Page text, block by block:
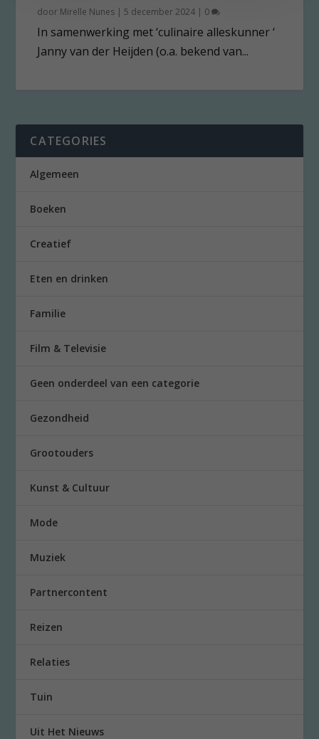
door Mirelle Nunes | 5 december 2024 | 0
In samenwerking met ‘culinaire alleskunner ‘
Janny van der Heijden (o.a. bekend van...
CATEGORIES
Algemeen
Boeken
Creatief
Eten en drinken
Familie
Film & Televisie
Geen onderdeel van een categorie
Gezondheid
Grootouders
Kunst & Cultuur
Mode
Muziek
Partnercontent
Reizen
Relaties
Tuin
Uit Het Nieuws